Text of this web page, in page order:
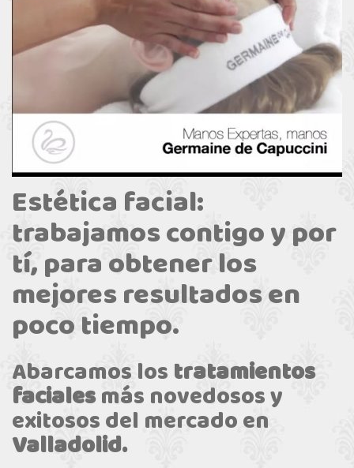
Estética facial:
trabajamos contigo y por
tí, para obtener los
mejores resultados en
poco tiempo.
Abarcamos lostratamientos
facialesmás novedosos y
exitosos del mercado en
Valladolid.